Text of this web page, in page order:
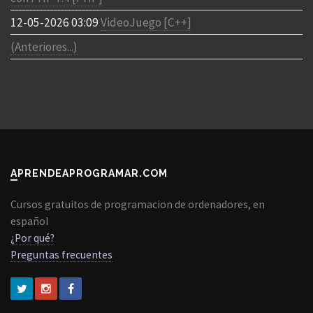
12-05-2026 03:09VideoJuego [C++]
(Anteriores...)
APRENDEAPROGRAMAR.COM
Cursos gratuitos de programacion de ordenadores, en
español
¿Por qué?
Preguntas frecuentes